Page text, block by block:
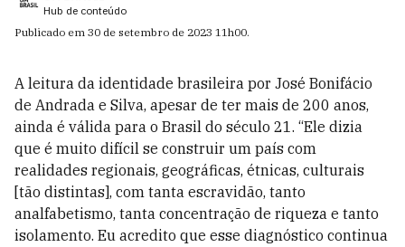
Hub de conteúdo
Publicado em 30 de setembro de 2023 11h00.
A leitura da identidade brasileira por José Bonifácio
de Andrada e Silva, apesar de ter mais de 200 anos,
ainda é válida para o Brasil do século 21. “Ele dizia
que é muito difícil se construir um país com
realidades regionais, geográficas, étnicas, culturais
[tão distintas], com tanta escravidão, tanto
analfabetismo, tanta concentração de riqueza e tanto
isolamento. Eu acredito que esse diagnóstico continua